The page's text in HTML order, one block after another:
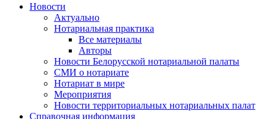
Новости
Актуально
Нотариальная практика
Все материалы
Авторы
Новости Белорусской нотариальной палаты
СМИ о нотариате
Нотариат в мире
Мероприятия
Новости территориальных нотариальных палат
Справочная информация